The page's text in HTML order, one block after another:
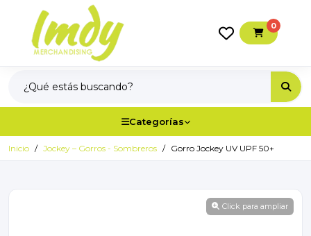
0
Categorías
Inicio Jockey – Gorros - Sombreros Gorro Jockey UV UPF 50+
Click para ampliar